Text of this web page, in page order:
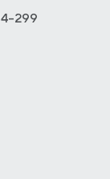
299